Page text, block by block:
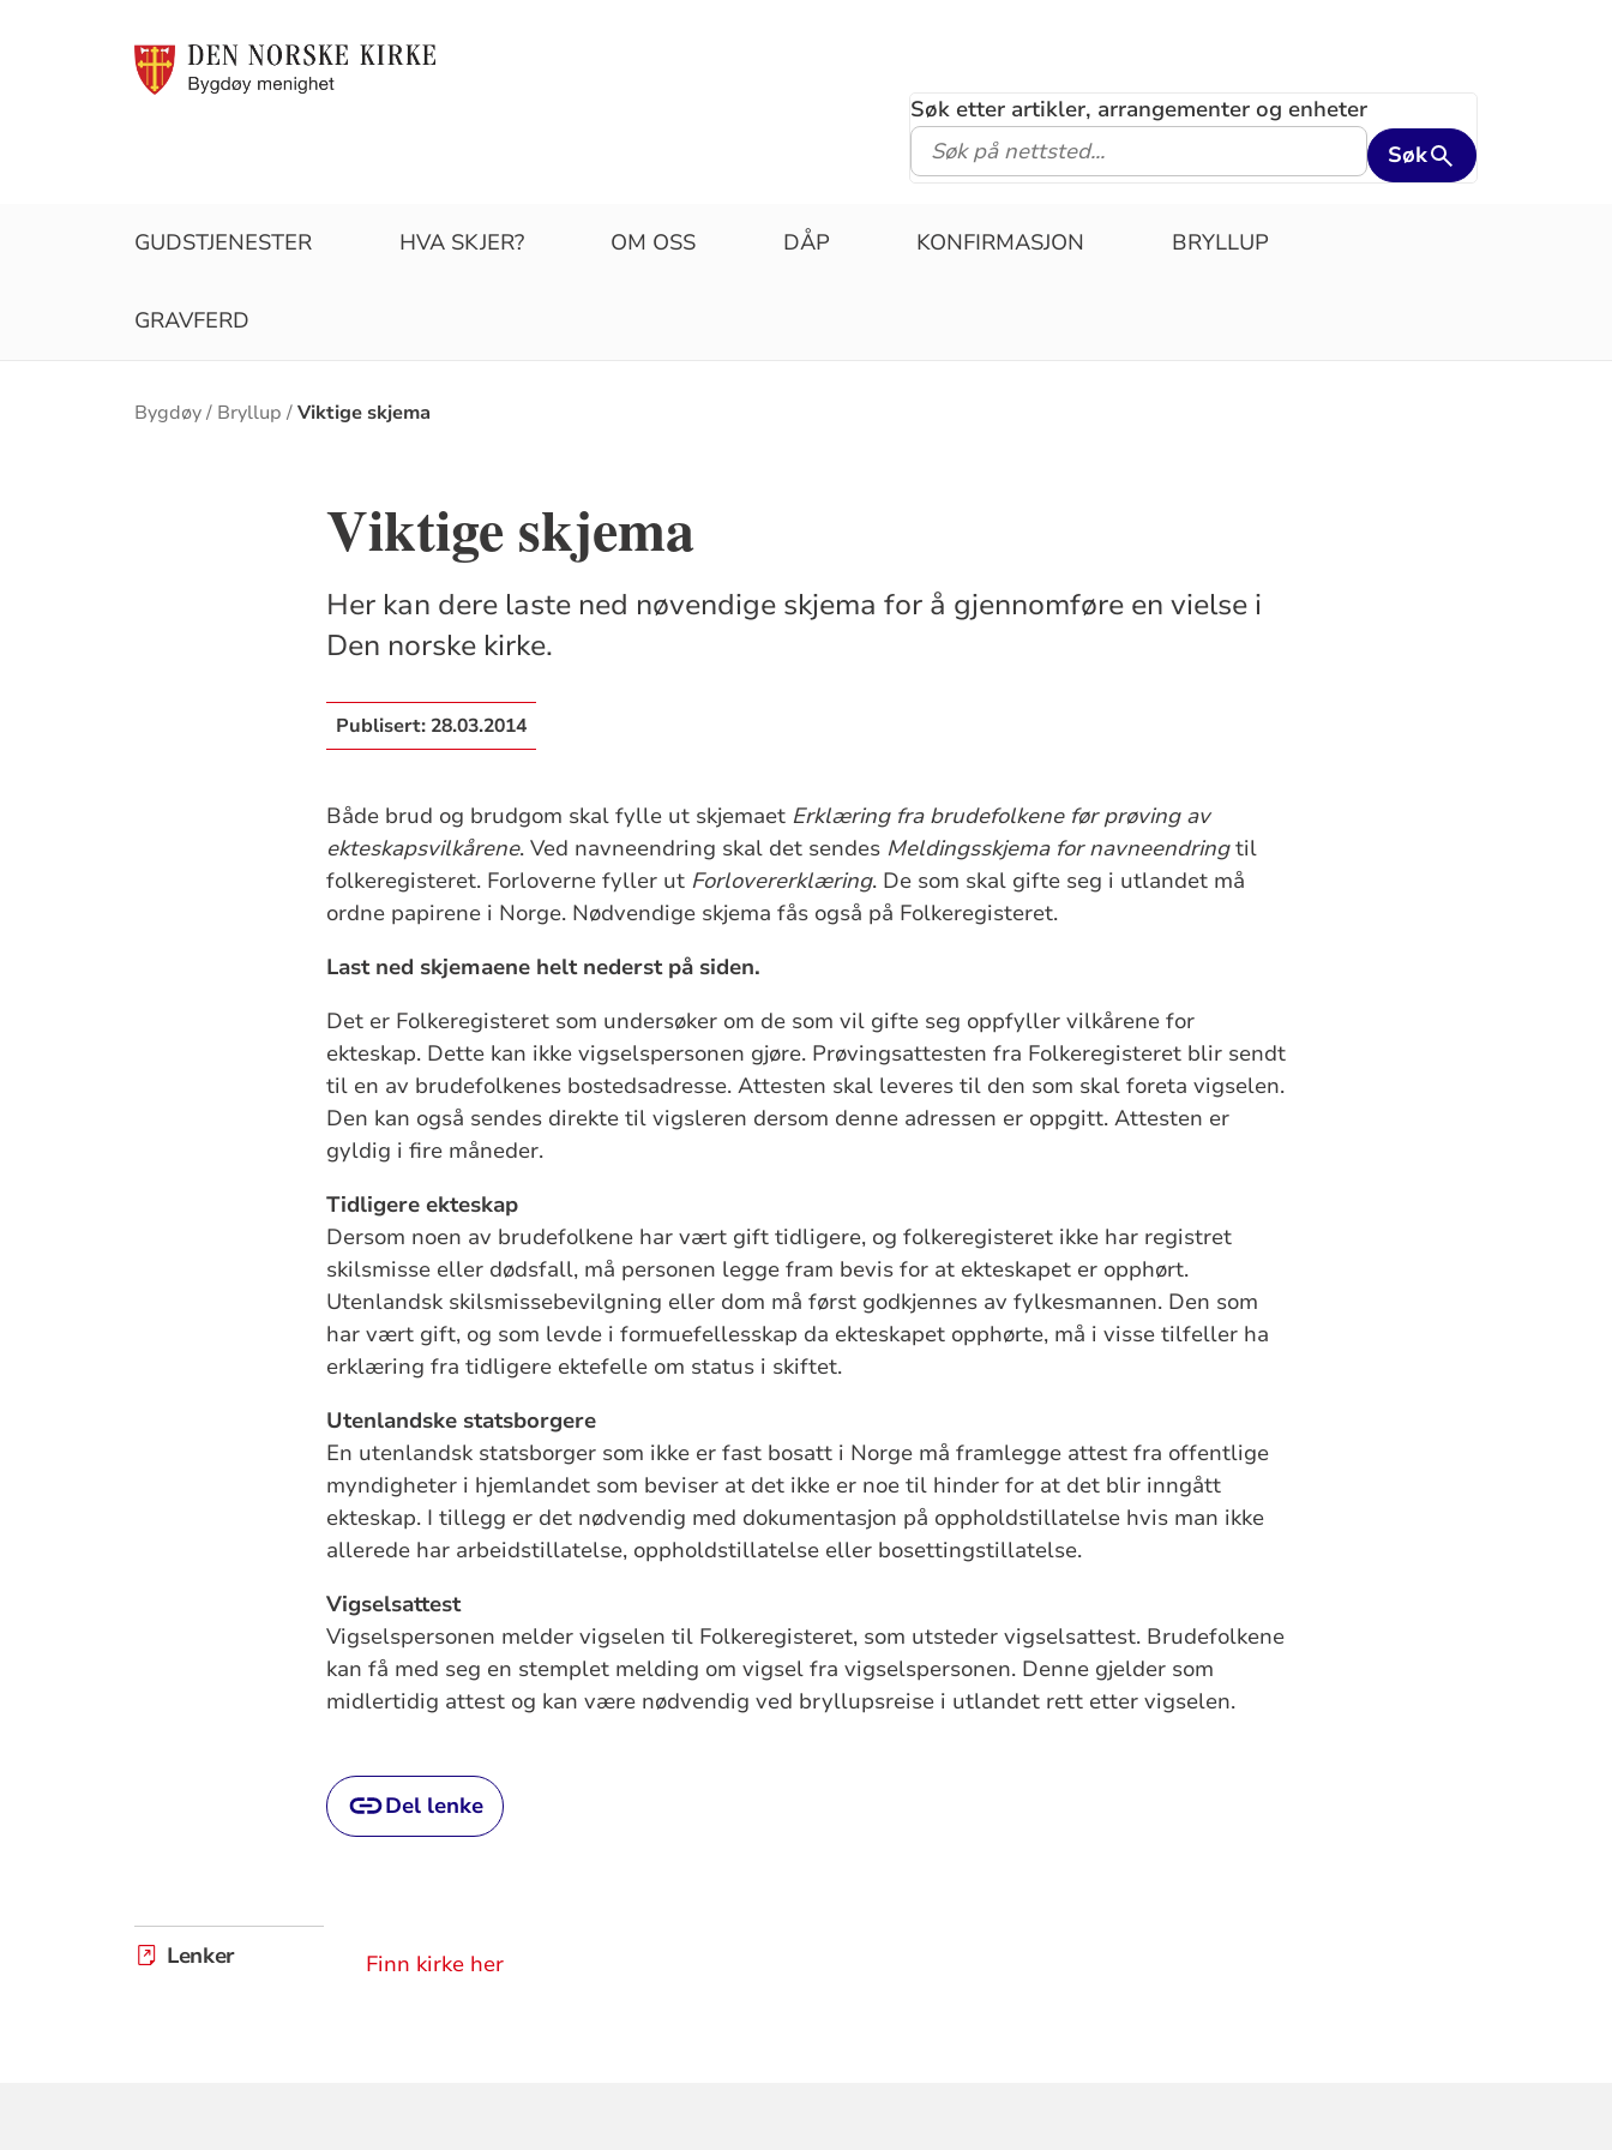
Søk etter artikler, arrangementer og enheter
Søk
GUDSTJENESTER HVA SKJER? OM OSS DÅP KONFIRMASJON BRYLLUP
GRAVFERD
Brødsmulesti
Bygdøy Bryllup Viktige skjema
Viktige skjema
Her kan dere laste ned nøvendige skjema for å gjennomføre en vielse i
Den norske kirke.
Publisert: 28.03.2014
Både brud og brudgom skal fylle ut skjemaet Erklæring fra brudefolkene før prøving av
ekteskapsvilkårene. Ved navneendring skal det sendes Meldingsskjema for navneendringtil
folkeregisteret. Forloverne fyller ut Forlovererklæring. De som skal gifte seg i utlandet må
ordne papirene i Norge. Nødvendige skjema fås også på Folkeregisteret.
Last ned skjemaene helt nederst på siden.
Det er Folkeregisteret som undersøker om de som vil gifte seg oppfyller vilkårene for
ekteskap. Dette kan ikke vigselspersonen gjøre. Prøvingsattesten fra Folkeregisteret blir sendt
til en av brudefolkenes bostedsadresse. Attesten skal leveres til den som skal foreta vigselen.
Den kan også sendes direkte til vigsleren dersom denne adressen er oppgitt. Attesten er
gyldig i fire måneder.
Tidligere ekteskap
Dersom noen av brudefolkene har vært gift tidligere, og folkeregisteret ikke har registret
skilsmisse eller dødsfall, må personen legge fram bevis for at ekteskapet er opphørt.
Utenlandsk skilsmissebevilgning eller dom må først godkjennes av fylkesmannen. Den som
har vært gift, og som levde i formuefellesskap da ekteskapet opphørte, må i visse tilfeller ha
erklæring fra tidligere ektefelle om status i skiftet.
Utenlandske statsborgere
En utenlandsk statsborger som ikke er fast bosatt i Norge må framlegge attest fra offentlige
myndigheter i hjemlandet som beviser at det ikke er noe til hinder for at det blir inngått
ekteskap. I tillegg er det nødvendig med dokumentasjon på oppholdstillatelse hvis man ikke
allerede har arbeidstillatelse, oppholdstillatelse eller bosettingstillatelse.
Vigselsattest
Vigselspersonen melder vigselen til Folkeregisteret, som utsteder vigselsattest. Brudefolkene
kan få med seg en stemplet melding om vigsel fra vigselspersonen. Denne gjelder som
midlertidig attest og kan være nødvendig ved bryllupsreise i utlandet rett etter vigselen.
Del lenke
Lenker Finn kirke her